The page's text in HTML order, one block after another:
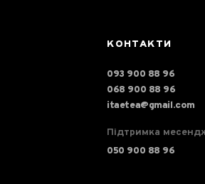
КОНТАКТИ
093 900 88 96
068 900 88 96
itaetea@gmail.com
Підтримка
050 900 88 96